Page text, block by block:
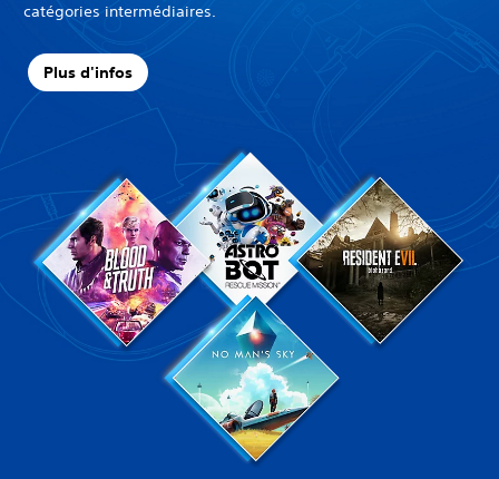
catégories intermédiaires.
Plus d'infos